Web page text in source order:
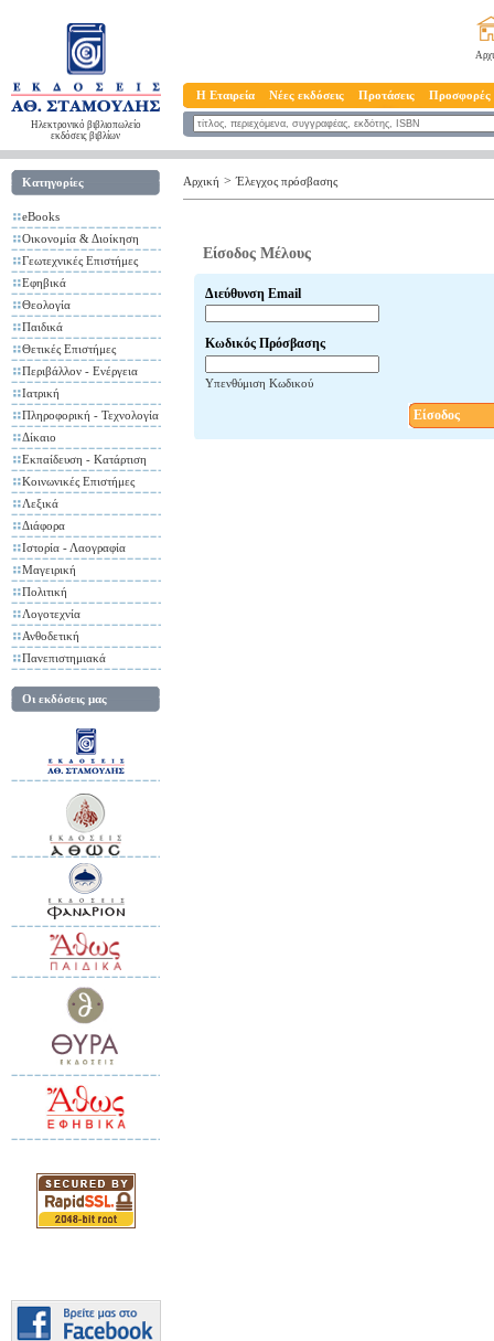
Ηλεκτρονικό βιβλιοπωλείο
εκδόσεις βιβλίων
Η Εταιρεία Νέες εκδόσεις Προτάσεις Προσφορές
Κατηγορίες
eBooks
Οικονομία & Διοίκηση
Γεωτεχνικές Επιστήμες
Εφηβικά
Θεολογία
Παιδικά
Θετικές Επιστήμες
Περιβάλλον - Ενέργεια
Ιατρική
Πληροφορική - Τεχνολογία
Δίκαιο
Εκπαίδευση - Κατάρτιση
Κοινωνικές Επιστήμες
Λεξικά
Διάφορα
Ιστορία - Λαογραφία
Μαγειρική
Πολιτική
Λογοτεχνία
Ανθοδετική
Πανεπιστημιακά
Οι εκδόσεις μας
Αρχική > Έλεγχος πρόσβασης
Είσοδος Μέλους
Διεύθυνση Email
Κωδικός Πρόσβασης
Υπενθύμιση Κωδικού
Είσοδος